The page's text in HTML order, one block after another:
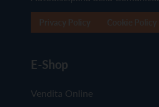
E-Shop
Vendita Online